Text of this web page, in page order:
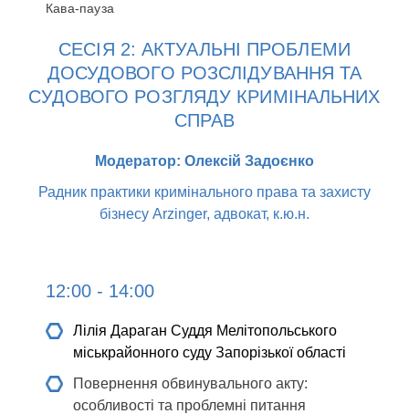
Кава-пауза
СЕСІЯ 2: АКТУАЛЬНІ ПРОБЛЕМИ
ДОСУДОВОГО РОЗСЛІДУВАННЯ ТА
СУДОВОГО РОЗГЛЯДУ КРИМІНАЛЬНИХ
СПРАВ
Модератор: Олексій Задоєнко
Радник практики кримінального права та захисту
бізнесу Arzinger, адвокат, к.ю.н.
12:00 - 14:00
Лілія Дараган Cуддя Мелітопольського
міськрайонного суду Запорізької області
Повернення обвинувального акту:
особливості та проблемні питання